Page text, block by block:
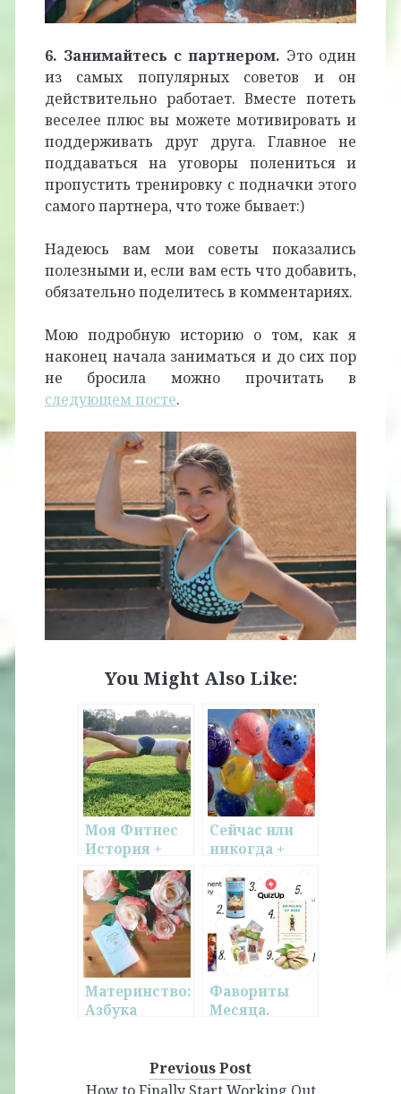
6. Занимайтесь с партнером. Это один
из самых популярных советов и он
действительно работает. Вместе потеть
веселее плюс вы можете мотивировать и
поддерживать друг друга. Главное не
поддаваться на уговоры полениться и
пропустить тренировку с подначки этого
самого партнера, что тоже бывает:)
Надеюсь вам мои советы показались
полезными и, если вам есть что добавить,
обязательно поделитесь в комментариях.
Мою подробную историю о том, как я
наконец начала заниматься и до сих пор
не бросила можно прочитать в
следующем посте.
You Might Also Like:
Моя Фитнес
История +
Обзор
Программы
Bikini Body
Guide
Сейчас или
никогда +
вещей,
которые
стоит
помнить,
начиная что-
то новое
Материнство:
Азбука
Фавориты
Месяца.
Previous Post